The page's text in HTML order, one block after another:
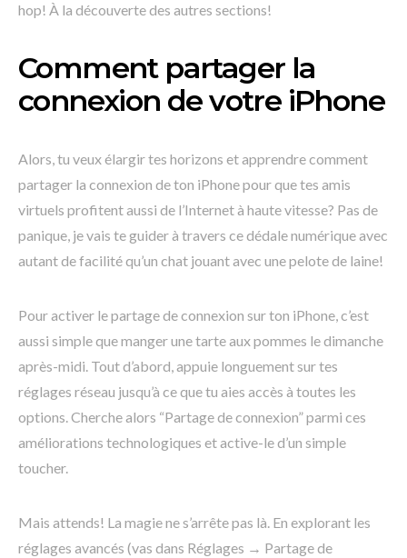
hop! À la découverte des autres sections!
Comment partager la
connexion de votre iPhone
Alors, tu veux élargir tes horizons et apprendre comment
partager la connexion de ton iPhone pour que tes amis
virtuels profitent aussi de l’Internet à haute vitesse? Pas de
panique, je vais te guider à travers ce dédale numérique avec
autant de facilité qu’un chat jouant avec une pelote de laine!
Pour activer le partage de connexion sur ton iPhone, c’est
aussi simple que manger une tarte aux pommes le dimanche
après-midi. Tout d’abord, appuie longuement sur tes
réglages réseau jusqu’à ce que tu aies accès à toutes les
options. Cherche alors “Partage de connexion” parmi ces
améliorations technologiques et active-le d’un simple
toucher.
Mais attends! La magie ne s’arrête pas là. En explorant les
réglages avancés (vas dans Réglages → Partage de